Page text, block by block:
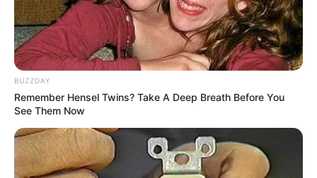
Τι είναι το Blockchain του
κβαντικού
χρηματοοικονομικού
συστήματος (QFS);
ΤΑ ΜΑΤΙΑ ΜΑΣ ΚΑΙ ΤΑ
ΓΕΡΜΑΝΙΑ… ΤΙ ΕΙΝΑΙ ΠΟΛΥ...
BUZZDAY
Remember Hensel Twins? Take A Deep Breath Before You
See Them Now